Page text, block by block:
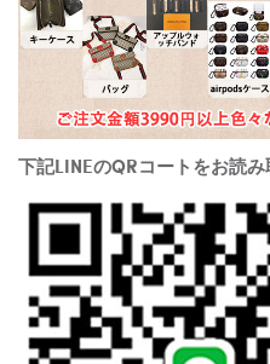
下記LINEのQRコートをお読